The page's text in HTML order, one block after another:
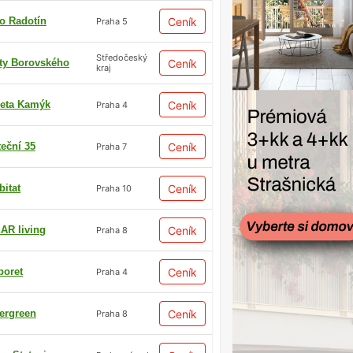
Radotín Praha 5 Ceník
Borovského
Středočeský
kraj
Ceník
Kamýk Praha 4 Ceník
35 Praha 7 Ceník
Praha 10 Ceník
living Praha 8 Ceník
Praha 4 Ceník
Praha 8 Ceník